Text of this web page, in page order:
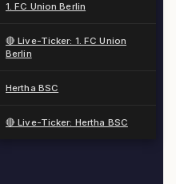
1. FC Union Berlin
🔴 Live-Ticker: 1. FC Union
Berlin
Hertha BSC
🔴 Live-Ticker: Hertha BSC